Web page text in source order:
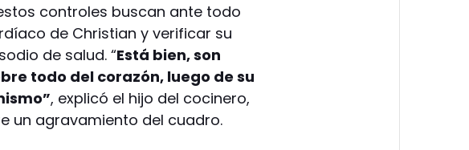
controles buscan ante todo
de Christian y verificar su
de salud. “Está bien, son
todo del corazón, luego de su
, explicó el hijo del cocinero,
un agravamiento del cuadro.